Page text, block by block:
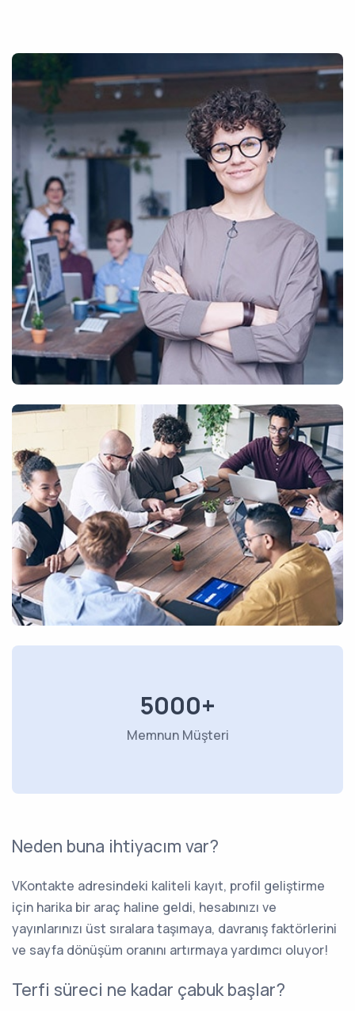
5000+
Memnun Müşteri
Neden buna ihtiyacım var?
VKontakte adresindeki kaliteli kayıt, profil geliştirme
için harika bir araç haline geldi, hesabınızı ve
yayınlarınızı üst sıralara taşımaya, davranış faktörlerini
ve sayfa dönüşüm oranını artırmaya yardımcı oluyor!
Terfi süreci ne kadar çabuk başlar?